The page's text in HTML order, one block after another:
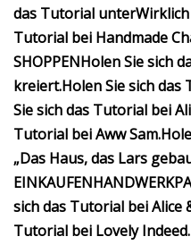
das Tutorial unter
Tutorial bei Handmade
SHOPPENHolen Sie sich
kreiert.Holen Sie sich das
Sie sich das Tutorial bei
Tutorial bei Aww Sam.
„Das Haus, das Lars
EINKAUFEN
sich das Tutorial bei Alice
Tutorial bei Lovely Indeed.